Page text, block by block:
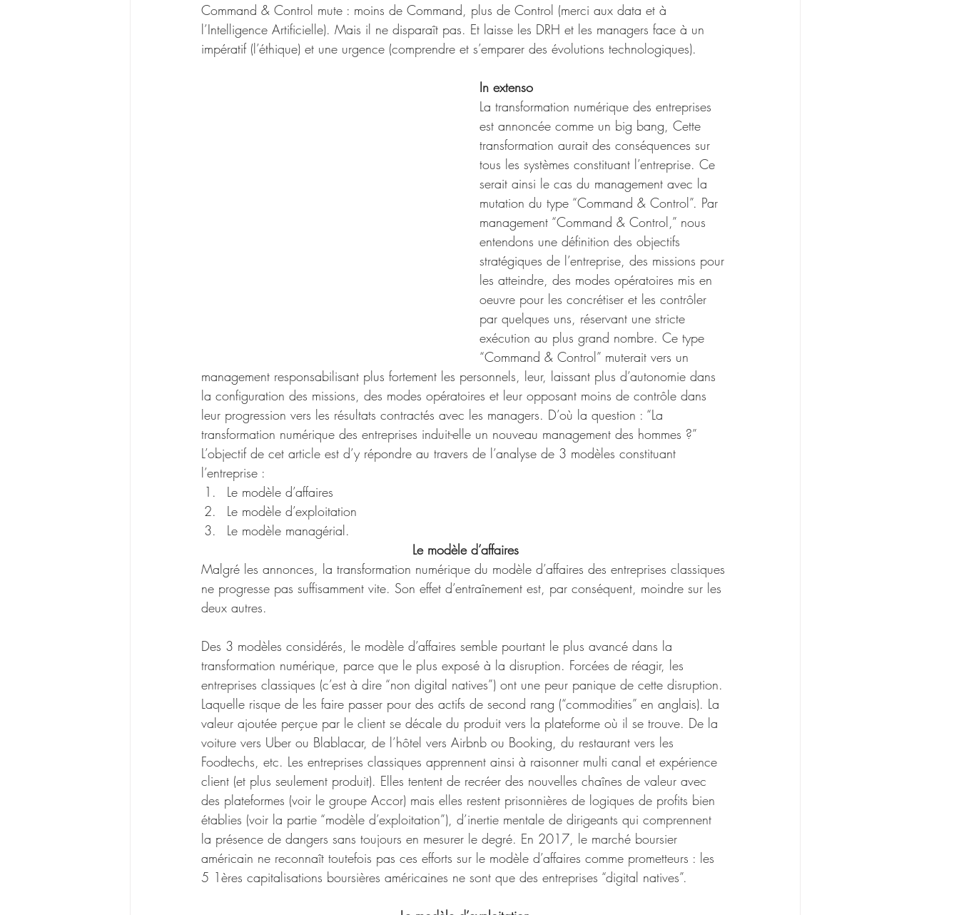
Command & Control mute : moins de Command, plus de Control (merci aux data et à
l’Intelligence Artificielle). Mais il ne disparaît pas. Et laisse les DRH et les managers face à un
impératif (l’éthique) et une urgence (comprendre et s’emparer des évolutions technologiques).
In extenso
La transformation numérique des entreprises
est annoncée comme un big bang, Cette
transformation aurait des conséquences sur
tous les systèmes constituant l’entreprise. Ce
serait ainsi le cas du management avec la
mutation du type “Command & Control”. Par
management “Command & Control,” nous
entendons une définition des objectifs
stratégiques de l’entreprise, des missions pour
les atteindre, des modes opératoires mis en
oeuvre pour les concrétiser et les contrôler
par quelques uns, réservant une stricte
exécution au plus grand nombre. Ce type
“Command & Control” muterait vers un
management responsabilisant plus fortement les personnels, leur, laissant plus d’autonomie dans
la configuration des missions, des modes opératoires et leur opposant moins de contrôle dans
leur progression vers les résultats contractés avec les managers. D’où la question : “La
transformation numérique des entreprises induit-elle un nouveau management des hommes ?”
L’objectif de cet article est d’y répondre au travers de l’analyse de 3 modèles constituant
l’entreprise :
Le modèle d’affaires
Le modèle d’exploitation
Le modèle managérial.
Le modèle d’affaires
Malgré les annonces, la transformation numérique du modèle d’affaires des entreprises classiques
ne progresse pas suffisamment vite. Son effet d’entraînement est, par conséquent, moindre sur les
deux autres.
Des 3 modèles considérés, le modèle d’affaires semble pourtant le plus avancé dans la
transformation numérique, parce que le plus exposé à la disruption. Forcées de réagir, les
entreprises classiques (c’est à dire “non digital natives”) ont une peur panique de cette disruption.
Laquelle risque de les faire passer pour des actifs de second rang (“commodities” en anglais). La
valeur ajoutée perçue par le client se décale du produit vers la plateforme où il se trouve. De la
voiture vers Uber ou Blablacar, de l’hôtel vers Airbnb ou Booking, du restaurant vers les
Foodtechs, etc. Les entreprises classiques apprennent ainsi à raisonner multi canal et expérience
client (et plus seulement produit). Elles tentent de recréer des nouvelles chaînes de valeur avec
des plateformes (voir le groupe Accor) mais elles restent prisonnières de logiques de profits bien
établies (voir la partie “modèle d’exploitation”), d’inertie mentale de dirigeants qui comprennent
la présence de dangers sans toujours en mesurer le degré. En 2017, le marché boursier
américain ne reconnaît toutefois pas ces efforts sur le modèle d’affaires comme prometteurs : les
5 1ères capitalisations boursières américaines ne sont que des entreprises “digital natives”.